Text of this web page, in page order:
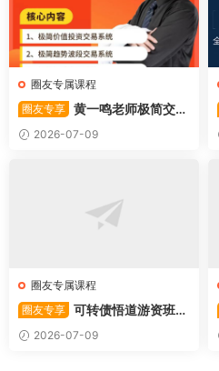
圈友专属课程
圈友专享 黄一鸣老师极简交易
系统2026-07-09
圈友专属课程
圈友专享 可转债悟道游资班出
奇系列悟道系列守正系列课程-
卓妍
2026-07-09